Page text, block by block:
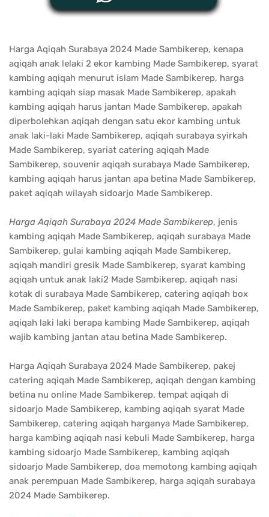
Harga Aqiqah Surabaya 2024 Made Sambikerep, kenapa
aqiqah anak lelaki 2 ekor kambing Made Sambikerep, syarat
kambing aqiqah menurut islam Made Sambikerep, harga
kambing aqiqah siap masak Made Sambikerep, apakah
kambing aqiqah harus jantan Made Sambikerep, apakah
diperbolehkan aqiqah dengan satu ekor kambing untuk
anak laki-laki Made Sambikerep, aqiqah surabaya syirkah
Made Sambikerep, syariat catering aqiqah Made
Sambikerep, souvenir aqiqah surabaya Made Sambikerep,
kambing aqiqah harus jantan apa betina Made Sambikerep,
paket aqiqah wilayah sidoarjo Made Sambikerep.
Harga Aqiqah Surabaya 2024 Made Sambikerep, jenis
kambing aqiqah Made Sambikerep, aqiqah surabaya Made
Sambikerep, gulai kambing aqiqah Made Sambikerep,
aqiqah mandiri gresik Made Sambikerep, syarat kambing
aqiqah untuk anak laki2 Made Sambikerep, aqiqah nasi
kotak di surabaya Made Sambikerep, catering aqiqah box
Made Sambikerep, paket kambing aqiqah Made Sambikerep,
aqiqah laki laki berapa kambing Made Sambikerep, aqiqah
wajib kambing jantan atau betina Made Sambikerep.
Harga Aqiqah Surabaya 2024 Made Sambikerep, pakej
catering aqiqah Made Sambikerep, aqiqah dengan kambing
betina nu online Made Sambikerep, tempat aqiqah di
sidoarjo Made Sambikerep, kambing aqiqah syarat Made
Sambikerep, catering aqiqah harganya Made Sambikerep,
harga kambing aqiqah nasi kebuli Made Sambikerep, harga
kambing sidoarjo Made Sambikerep, kambing aqiqah
sidoarjo Made Sambikerep, doa memotong kambing aqiqah
anak perempuan Made Sambikerep, harga aqiqah surabaya
2024 Made Sambikerep.